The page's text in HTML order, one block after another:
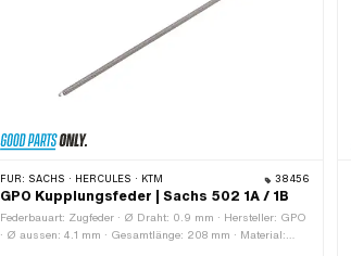
FÜR: SACHS · HERCULES · KTM 38456
GPO Kupplungsfeder | Sachs 502 1A / 1B
Federbauart: Zugfeder · Ø Draht: 0.9 mm · Hersteller: GPO
· Ø aussen: 4.1 mm · Gesamtlänge: 208 mm · Material: